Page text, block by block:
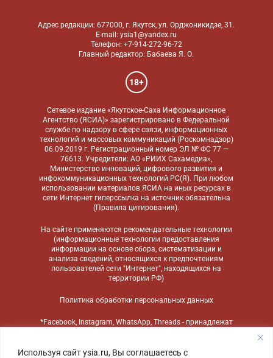
Используя сайт ysia.ru, Вы соглашаетесь с
Адрес редакции: 677000, г. Якутск, ул. Орджоникидзе, 31.
E-mail: ysia1@yandex.ru
Телефон: +7-914-272-96-72
Главный редактор: Бабаева Я. О.
18+
Сетевое издание «Якутское-Саха Информационное
Агентство (ЯСИА)» зарегистрировано в Федеральной
службе по надзору в сфере связи, информационных
технологий и массовых коммуникаций (Роскомнадзор)
06.09.2019 г. Регистрационный номер ЭЛ № ФС 77 —
76613. Учредители: АО «РИИХ Сахамедиа»,
Министерство инноваций, цифрового развития и
инфокоммуникационных технологий РС(Я). При любом
использовании материалов ЯСИА на иных ресурсах в
сети Интернет гиперссылка на источник обязательна
(Правила цитирования).
На сайте применяются рекомендательные технологии
(информационные технологии предоставления
информации на основе сбора, систематизации и
анализа сведений, относящихся к предпочтениям
пользователей сети "Интернет", находящихся на
территории РФ)
Политика обработки персональных данных
*Facebook, Instagram, WhatsApp, Threads - принадлежат